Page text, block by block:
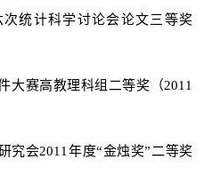
统计科学讨论会论文三等奖
大赛高教理科组二等奖（2011
究会2011年度“金烛奖”二等奖